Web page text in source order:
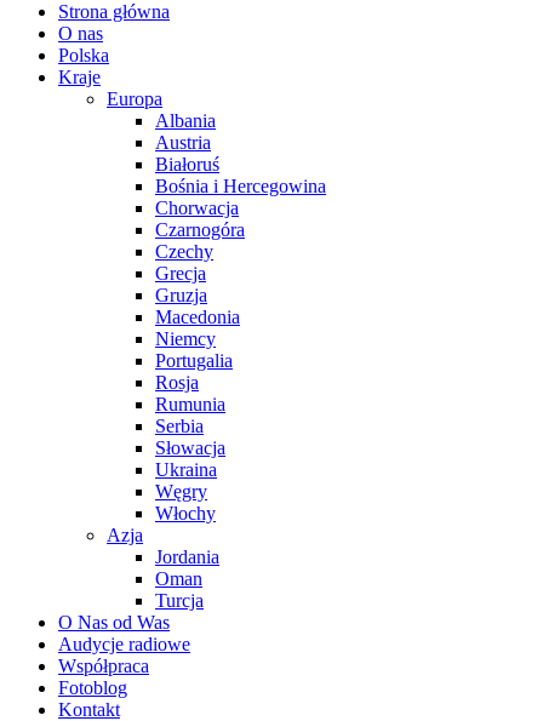
Strona główna
O nas
Polska
Kraje
Europa
Albania
Austria
Białoruś
Bośnia i Hercegowina
Chorwacja
Czarnogóra
Czechy
Grecja
Gruzja
Macedonia
Niemcy
Portugalia
Rosja
Rumunia
Serbia
Słowacja
Ukraina
Węgry
Włochy
Azja
Jordania
Oman
Turcja
O Nas od Was
Audycje radiowe
Współpraca
Fotoblog
Kontakt